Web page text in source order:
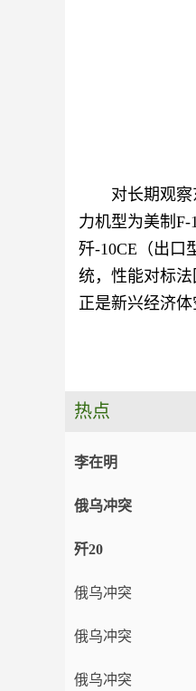
对长期观
力机型为美制
歼-10CE（出口
统，性能对标
正是新兴经济体
热点
李在明
俄乌冲突
歼20
俄乌冲突
俄乌冲突
俄乌冲突